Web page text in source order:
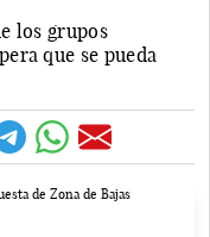
los grupos
que se pueda